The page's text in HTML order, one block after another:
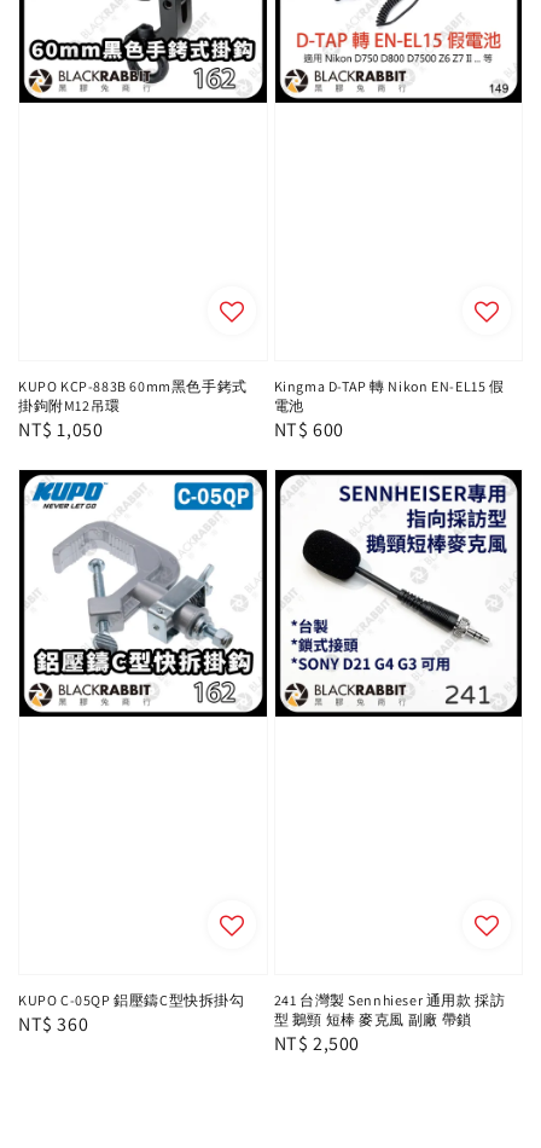
KUPO KCP-883B 60mm黑色手銬式
掛鉤附M12吊環
Regular
NT$ 1,050
Kingma D-TAP 轉 Nikon EN-EL15 假
電池
Regular
NT$ 600
KUPO C-05QP 鋁壓鑄C型快拆掛勾
Regular
NT$ 360
241 台灣製 Sennhieser 通用款 採訪
型 鵝頸 短棒 麥克風 副廠 帶鎖
Regular
NT$ 2,500